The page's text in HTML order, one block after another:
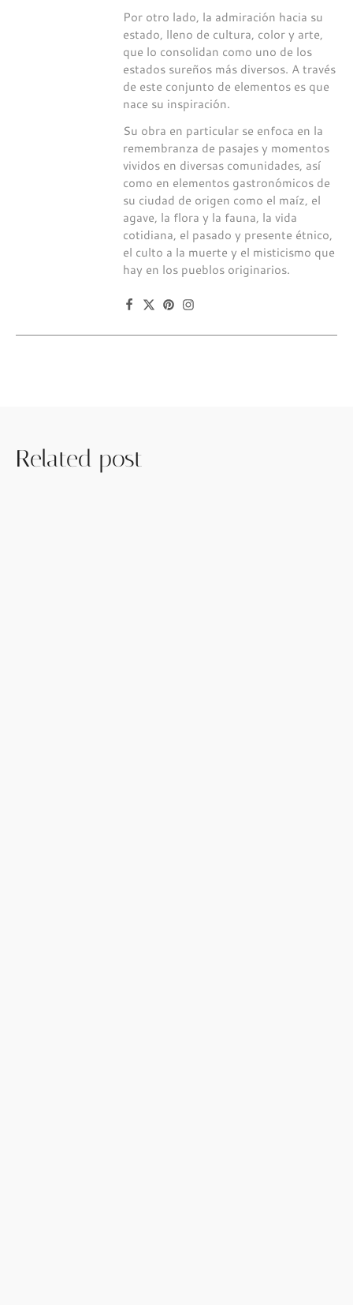
Por otro lado, la admiración hacia su
estado, lleno de cultura, color y arte,
que lo consolidan como uno de los
estados sureños más diversos. A través
de este conjunto de elementos es que
nace su inspiración.
Su obra en particular se enfoca en la
remembranza de pasajes y momentos
vividos en diversas comunidades, así
como en elementos gastronómicos de
su ciudad de origen como el maíz, el
agave, la flora y la fauna, la vida
cotidiana, el pasado y presente étnico,
el culto a la muerte y el misticismo que
hay en los pueblos originarios.
Related post